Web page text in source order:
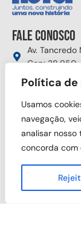
Política de
Usamos
navegação,
analisar nosso
concorda com
Fale conosco
Av.
Cep:
(34) 3631-
Segunda à
Siga nas